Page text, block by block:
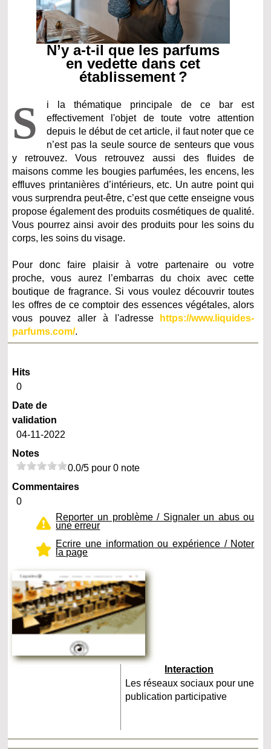
N’y a-t-il que les parfums
en vedette dans cet
établissement ?
S
i la thématique principale de ce bar est
effectivement l'objet de toute votre attention
depuis le début de cet article, il faut noter que ce
n’est pas la seule source de senteurs que vous
y retrouvez. Vous retrouvez aussi des fluides de
maisons comme les bougies parfumées, les encens, les
effluves printanières d’intérieurs, etc. Un autre point qui
vous surprendra peut-être, c’est que cette enseigne vous
propose également des produits cosmétiques de qualité.
Vous pourrez ainsi avoir des produits pour les soins du
corps, les soins du visage.
Pour donc faire plaisir à votre partenaire ou votre
proche, vous aurez l’embarras du choix avec cette
boutique de fragrance. Si vous voulez découvrir toutes
les offres de ce comptoir des essences végétales, alors
vous pouvez aller à l'adresse
https://www.liquides-
parfums.com/.
Hits
0
Date de
validation
04-11-2022
Notes
0.0/5 pour 0 note
Commentaires
0
Reporter un problème / Signaler un abus ou
une erreur
Ecrire une information ou expérience / Noter
la page
Interaction
Les réseaux sociaux pour une
publication participative